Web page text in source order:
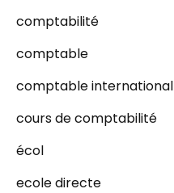
comptabilité
comptable
comptable international
cours de comptabilité
écol
ecole directe